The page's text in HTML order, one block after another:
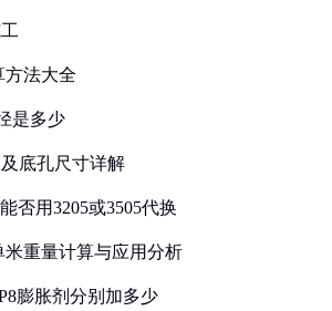
方法大全
是多少
底孔尺寸详解
否用3205或3505代换
米重量计算与应用分析
膨胀剂分别加多少